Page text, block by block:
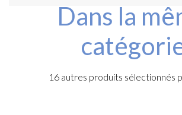
Dans la
16 autres produits sélectionnés